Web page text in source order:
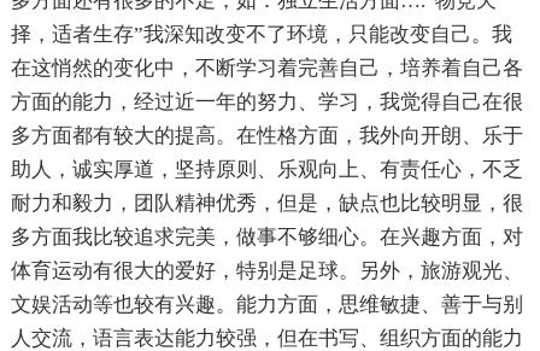
择，适者生存”我深知改变不了环境，只能改变自己。我
在这悄然的变化中，不断学习着完善自己，培养着自己各
方面的能力，经过近一年的努力、学习，我觉得自己在很
多方面都有较大的提高。在性格方面，我外向开朗、乐于
助人，诚实厚道，坚持原则、乐观向上、有责任心，不乏
耐力和毅力，团队精神优秀，但是，缺点也比较明显，很
多方面我比较追求完美，做事不够细心。在兴趣方面，对
体育运动有很大的爱好，特别是足球。另外，旅游观光、
文娱活动等也较有兴趣。能力方面，思维敏捷、善于与别
人交流，语言表达能力较强，但在书写、组织方面的能力